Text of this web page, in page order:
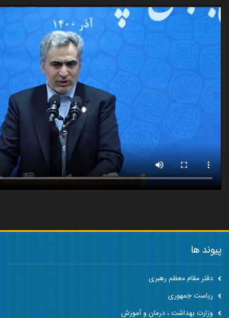
پیوند ها
دفتر مقام معظم رهبری
ریاست جمهوری
وزارت بهداشت ، درمان و آموزش